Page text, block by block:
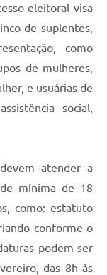
eleitoral visa
de suplentes,
como
de mulheres,
e usuárias de
social,
atender a
mínima de 18
como: estatuto
conforme o
podem ser
das 8h às